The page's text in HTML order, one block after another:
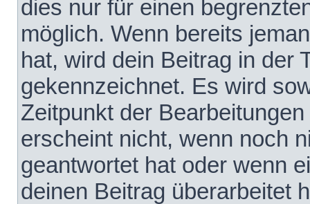
dies nur für einen
möglich. Wenn bereits
hat, wird dein Beitrag in der
gekennzeichnet. Es wird
Zeitpunkt der
erscheint nicht, wenn noch
geantwortet hat oder wenn
deinen Beitrag überarbeitet